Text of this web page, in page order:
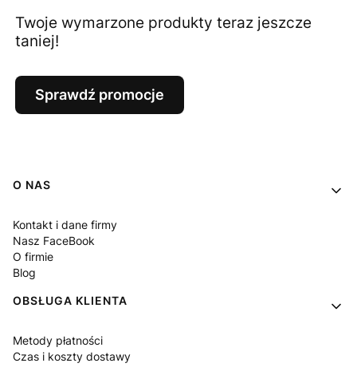
Twoje wymarzone produkty teraz jeszcze
taniej!
Sprawdź promocje
Linki w stopce
O NAS
Kontakt i dane firmy
Nasz FaceBook
O firmie
Blog
OBSŁUGA KLIENTA
Metody płatności
Czas i koszty dostawy